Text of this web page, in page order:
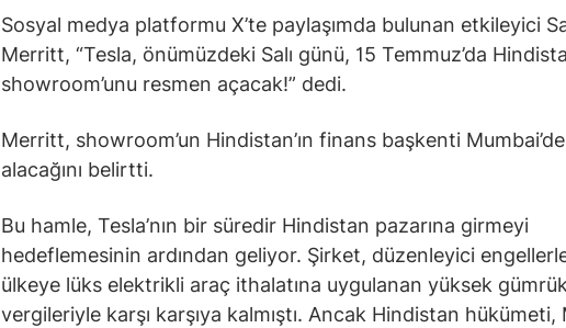
Sosyal medya platformu X’te paylaşımda bulunan etkileyici
Merritt, “Tesla, önümüzdeki Salı günü, 15 Temmuz’da
showroom’unu resmen açacak!” dedi.
Merritt, showroom’un Hindistan’ın finans başkenti
alacağını belirtti.
Bu hamle, Tesla’nın bir süredir Hindistan pazarına girmeyi
hedeflemesinin ardından geliyor. Şirket, düzenleyici
ülkeye lüks elektrikli araç ithalatına uygulanan yüksek
vergileriyle karşı karşıya kalmıştı. Ancak Hindistan hükümeti,